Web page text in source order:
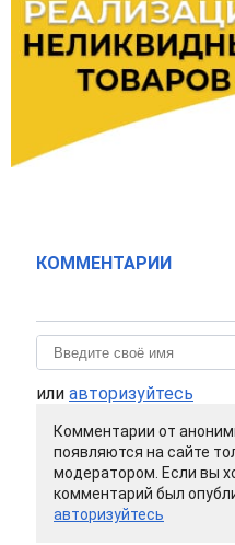
КОММЕНТАРИИ
или авторизуйтесь
Комментарии от
появляются на сайте
модератором. Если вы
комментарий был
авторизуйтесь